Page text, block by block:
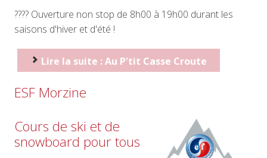
???? Ouverture non stop de 8h00 à 19h00 durant les
saisons d'hiver et d'été !
Lire la suite : Au P'tit Casse Croute
ESF Morzine
Cours de ski et de
snowboard pour tous